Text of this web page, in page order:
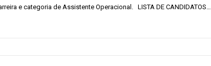
e categoria de Assistente Operacional. LISTA DE CANDIDATOS…